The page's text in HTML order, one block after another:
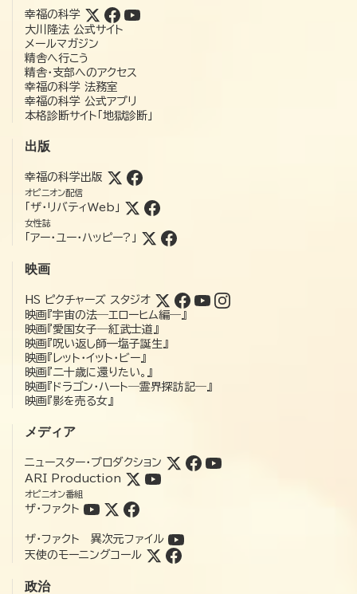
幸福の科学
大川隆法 公式サイト
メールマガジン
精舎へ行こう
精舎・支部へのアクセス
幸福の科学 法務室
幸福の科学 公式アプリ
本格診断サイト「地獄診断」
出版
幸福の科学出版
オピニオン配信
「ザ・リバティWeb」
女性誌
「アー・ユー・ハッピー?」
映画
HS ピクチャーズ スタジオ
映画『宇宙の法―エローヒム編―』
映画『愛国女子―紅武士道』
映画『呪い返し師—塩子誕生』
映画『レット・イット・ビー』
映画『二十歳に還りたい。』
映画『ドラゴン・ハート―霊界探訪記―』
映画『影を売る女』
メディア
ニュースター・プロダクション
ARI Production
オピニオン番組
ザ・ファクト
ザ・ファクト 異次元ファイル
天使のモーニングコール
政治